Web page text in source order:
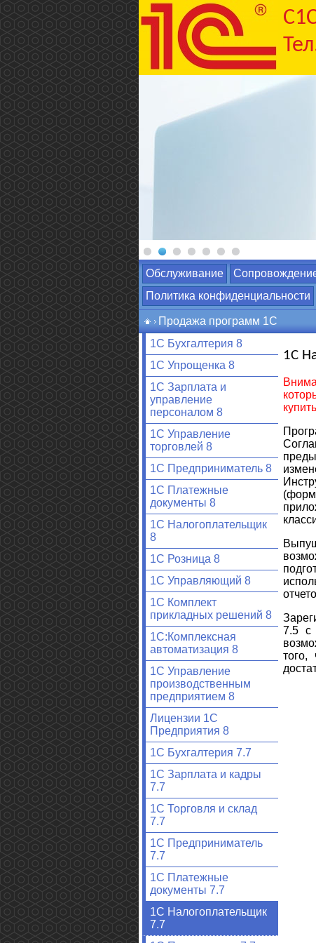
Обслуживание
Политика конфиденциальности
Продажа программ 1С
1С Бухгалтерия 8
1С Упрощенка 8
1С Зарплата и
управление
персоналом 8
1С Управление
торговлей 8
1С Предприниматель 8
1С Платежные
документы 8
1С Налогоплательщик
8
1С Розница 8
1С Управляющий 8
1С Комплект
прикладных решений 8
1С:Комплексная
автоматизация 8
1С Управление
производственным
предприятием 8
Лицензии 1С
Предприятия 8
1С Бухгалтерия 7.7
1С Зарплата и кадры
7.7
1С Торговля и склад
7.7
1С Предприниматель
7.7
1С Платежные
документы 7.7
1С Налогоплательщик
7.7
1С
7.5 с
того,